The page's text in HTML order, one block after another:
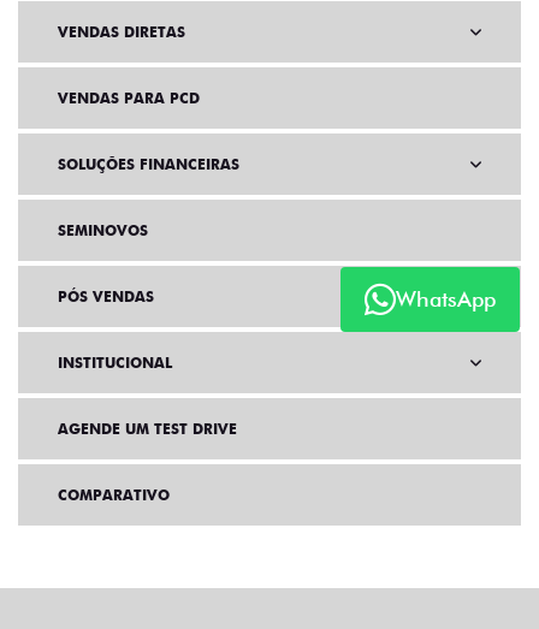
WhatsApp
VENDAS DIRETAS
VENDAS PARA PCD
SOLUÇÕES FINANCEIRAS
SEMINOVOS
PÓS VENDAS
INSTITUCIONAL
AGENDE UM TEST DRIVE
COMPARATIVO